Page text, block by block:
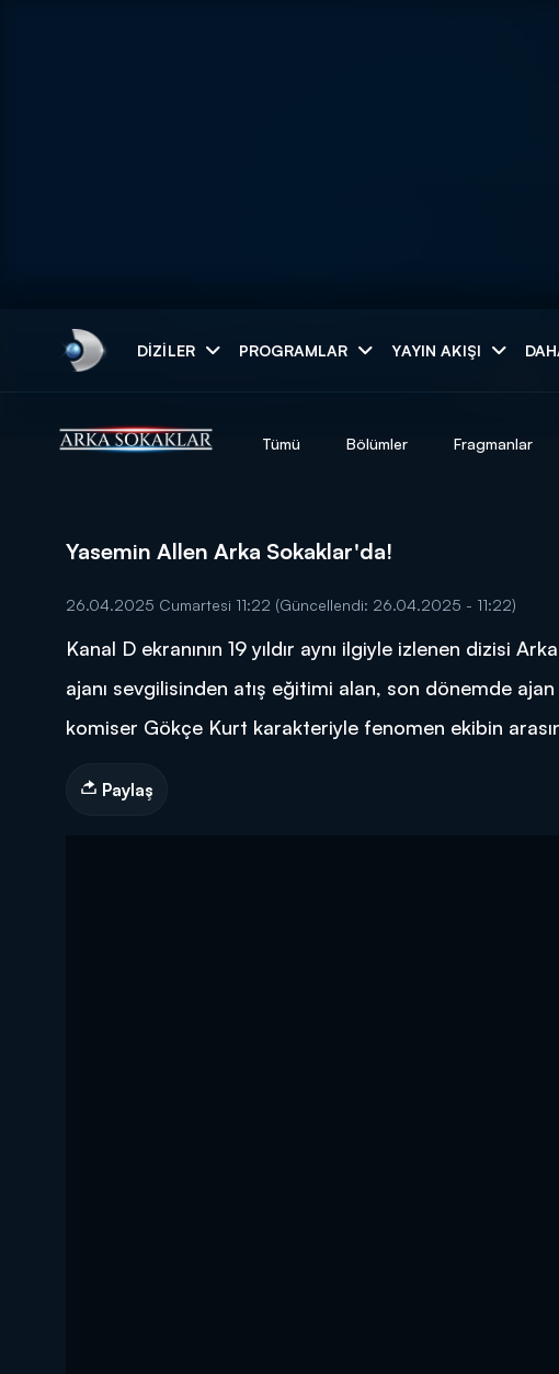
DIZILER PROGRAMLAR YAYIN AKIŞI
DİĞER SONUÇLAR
Tümü Bölümler Fragmanlar
Yasemin Allen Arka Sokaklar'da!
26.04.2025 Cumartesi 11:22 (Güncellendi: 26.04.2025 - 11:22)
Kanal D ekranının 19 yıldır aynı ilgiyle izlenen dizisi
ajanı sevgilisinden atış eğitimi alan, son dönemde
komiser Gökçe Kurt karakteriyle fenomen ekibin
Paylaş